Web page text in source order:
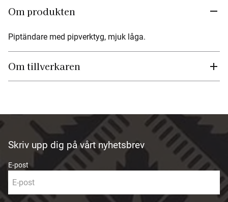
Om produkten
Piptändare med pipverktyg, mjuk låga.
Om tillverkaren
Skriv upp dig på vårt nyhetsbrev
E-post